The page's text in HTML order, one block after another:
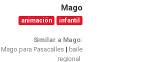
Mago
animación infantil
Similar a Mago:
Mago para Pasacalles
baile
regional